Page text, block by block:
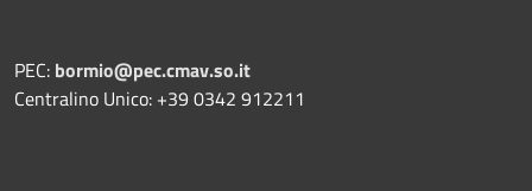
PEC: bormio@pec.cmav.so.it
Centralino Unico: +39 0342 912211